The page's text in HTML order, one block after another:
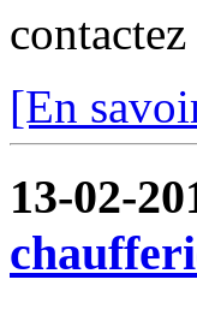
[En
13-02-